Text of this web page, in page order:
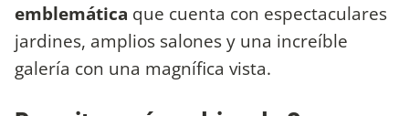
emblemática que cuenta con espectaculares
jardines, amplios salones y una increíble
galería con una magnífica vista.